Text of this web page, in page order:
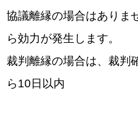
協議離縁の場合はありま
ら効力が発生します。
裁判離縁の場合は、裁判
ら10日以内